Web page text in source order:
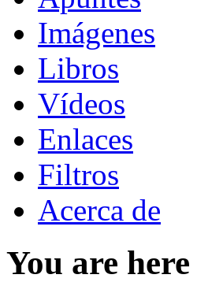
Imágenes
Libros
Vídeos
Enlaces
Filtros
Acerca de
You are here